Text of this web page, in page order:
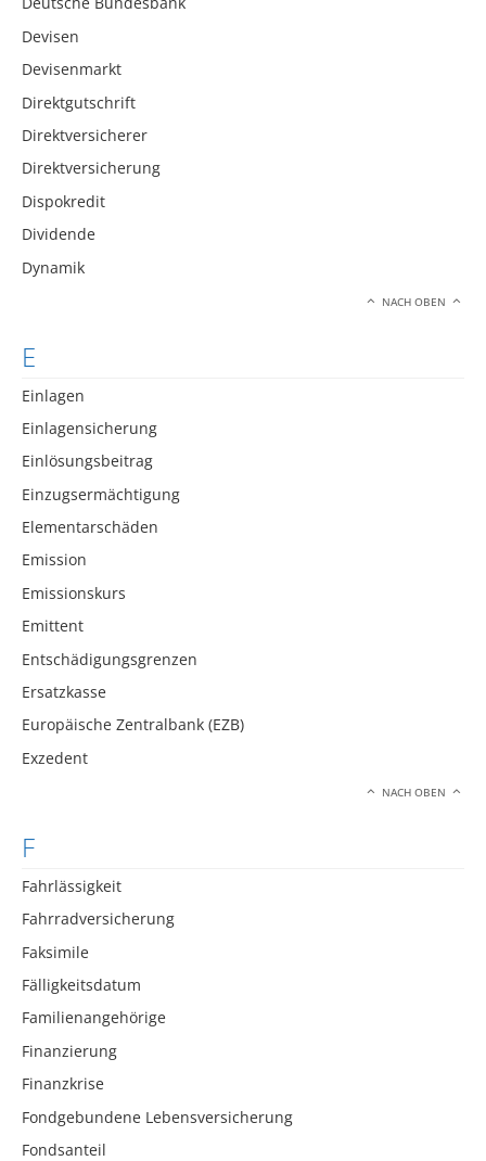
Devisen
Devisenmarkt
Direktgutschrift
Direktversicherer
Direktversicherung
Dispokredit
Dividende
Dynamik
NACH OBEN
E
Einlagen
Einlagensicherung
Einlösungsbeitrag
Einzugsermächtigung
Elementarschäden
Emission
Emissionskurs
Emittent
Entschädigungsgrenzen
Ersatzkasse
Europäische Zentralbank (EZB)
Exzedent
NACH OBEN
F
Fahrlässigkeit
Fahrradversicherung
Faksimile
Fälligkeitsdatum
Familienangehörige
Finanzierung
Finanzkrise
Fondgebundene Lebensversicherung
Fondsanteil